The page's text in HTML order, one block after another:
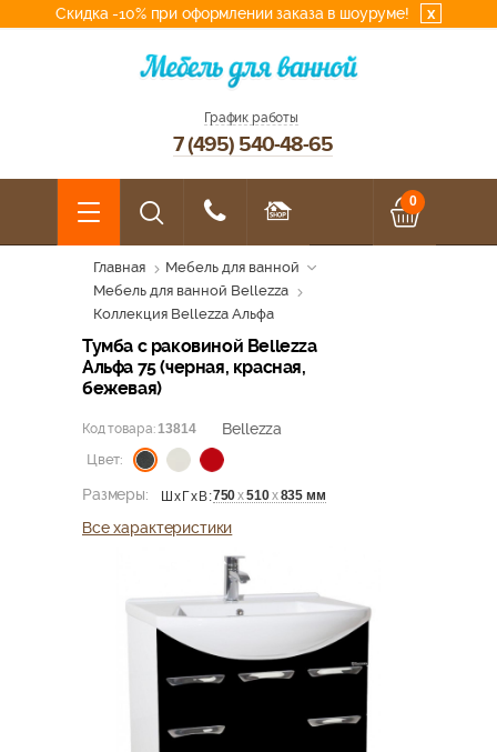
Скидка -10% при оформлении заказа в шоуруме! x
График работы
7 (495) 540-48-65
0
Главная
Мебель для ванной
Мебель для ванной Bellezza
Коллекция Bellezza Альфа
Тумба с раковиной Bellezza
Альфа 75 (черная, красная,
бежевая)
Код товара: 13814 Bellezza
Цвет:
Размеры: ШхГхВ:750х510х835 мм
Все характеристики